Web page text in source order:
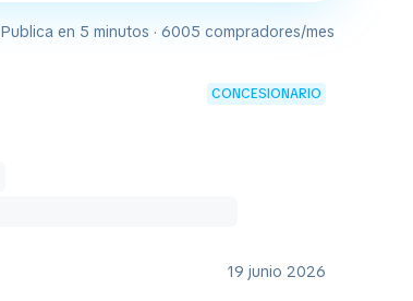
Publica en 5 minutos · 6005 compradores/mes
CONCESIONARIO
19 junio 2026